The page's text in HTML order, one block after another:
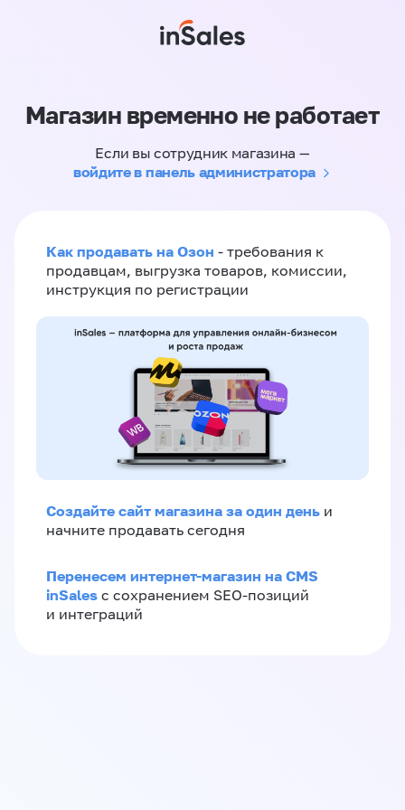
Магазин временно не работает
Если вы сотрудник магазина —
войдите в панель администратора
Как продавать на Озон - требования к
продавцам, выгрузка товаров, комиссии,
инструкция по регистрации
Создайте сайт магазина за один день и
начните продавать сегодня
Перенесем интернет-магазин на CMS
inSales с сохранением SEO-позиций
и интеграций